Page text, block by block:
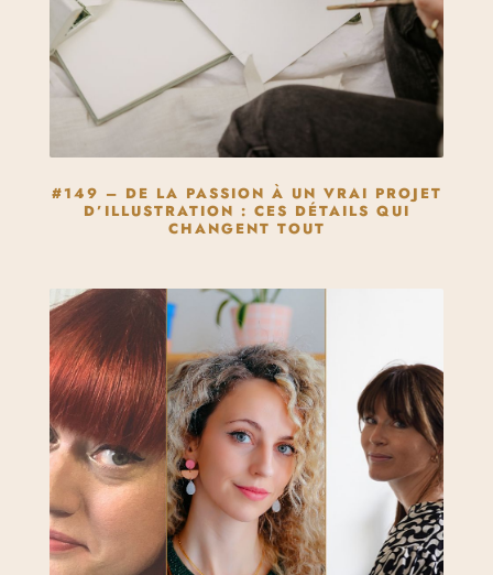
#149 – DE LA PASSION À UN VRAI PROJET
D’ILLUSTRATION : CES DÉTAILS QUI
CHANGENT TOUT